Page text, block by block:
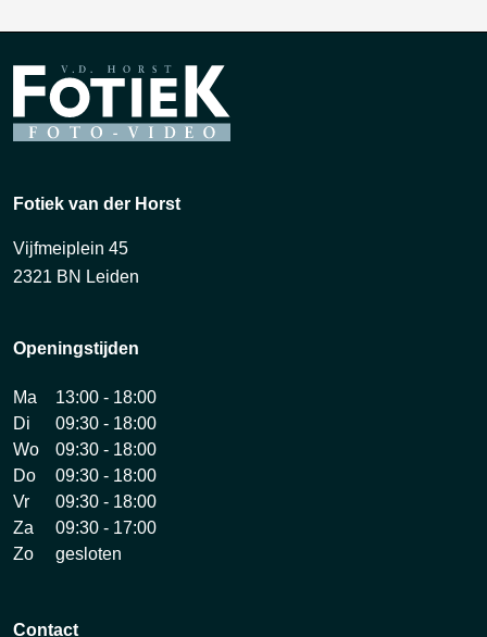
Fotiek van der Horst
Vijfmeiplein 45
2321 BN Leiden
Openingstijden
Ma
13:00 - 18:00
Di
09:30 - 18:00
Wo
09:30 - 18:00
Do
09:30 - 18:00
Vr
09:30 - 18:00
Za
09:30 - 17:00
Zo
gesloten
Contact